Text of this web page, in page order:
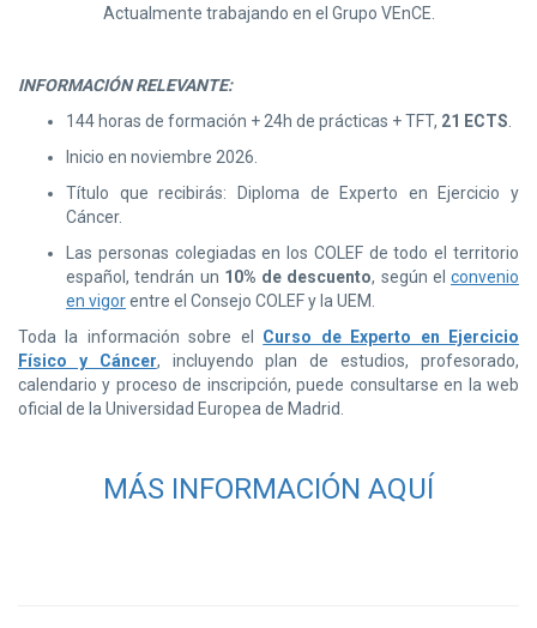
Actualmente trabajando en el Grupo VEnCE.
INFORMACIÓN RELEVANTE:
144 horas de formación + 24h de prácticas + TFT, 21 ECTS
Inicio en noviembre 2026.
Título que recibirás: Diploma de Experto en Ejercicio y
Cáncer.
Las personas colegiadas en los COLEF de todo el territorio
español, tendrán un 10% de descuento, según el convenio
en vigorentre el Consejo COLEF y la UEM.
Toda la información sobre el Curso de Experto en Ejercicio
Físico y Cáncer, incluyendo plan de estudios, profesorado,
calendario y proceso de inscripción, puede consultarse en la web
oficial de la Universidad Europea de Madrid.
MÁS INFORMACIÓN AQUÍ